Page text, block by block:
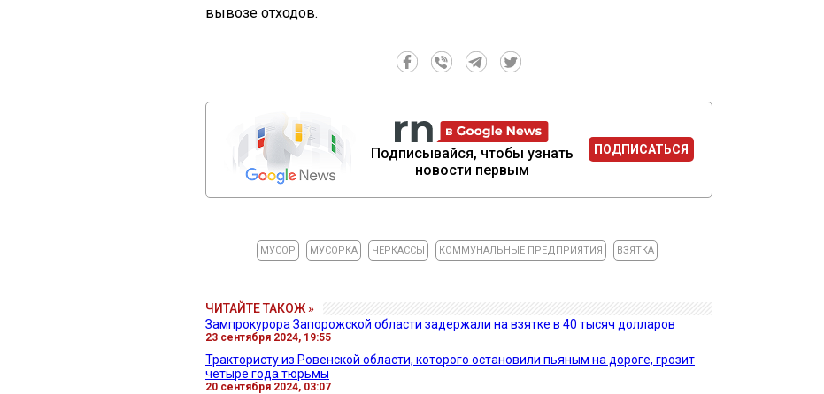
вывозе отходов.
Подписывайся, чтобы узнать
новости первым
ПОДПИСАТЬСЯ
МУСОР МУСОРКА ЧЕРКАССЫ КОММУНАЛЬНЫЕ ПРЕДПРИЯТИЯ ВЗЯТКА
ЧИТАЙТЕ ТАКОЖ »
Зампрокурора Запорожской области задержали на взятке в 40 тысяч долларов
23 сентября 2024, 19:55
Трактористу из Ровенской области, которого остановили пьяным на дороге, грозит
четыре года тюрьмы
20 сентября 2024, 03:07